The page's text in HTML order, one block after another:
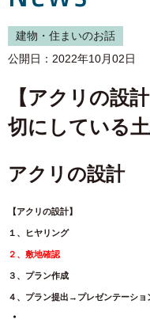
建物・住まいのお話
公開日：2022年10月02日
【アクリの設
切にしている
アクリの設計
【アクリの設計】
１、ヒヤリング
２、敷地確認
３、プラン作成
４、プラン提出→プレゼンテーショ
・